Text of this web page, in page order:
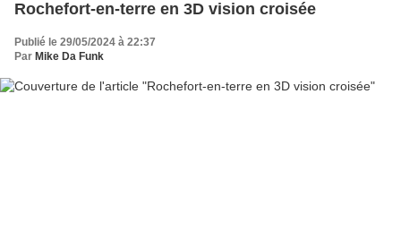
Rochefort-en-terre en 3D vision croisée
Publié le 29/05/2024 à 22:37
Par Mike Da Funk